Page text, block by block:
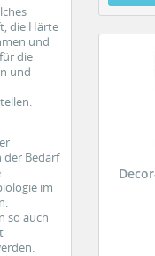
die Härte
und
die
und
der Bedarf
im
so auch